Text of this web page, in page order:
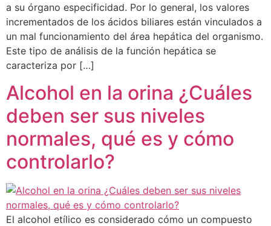
a su órgano especificidad. Por lo general, los valores
incrementados de los ácidos biliares están vinculados a
un mal funcionamiento del área hepática del organismo.
Este tipo de análisis de la función hepática se
caracteriza por […]
Alcohol en la orina ¿Cuáles
deben ser sus niveles
normales, qué es y cómo
controlarlo?
El alcohol etílico es considerado cómo un compuesto